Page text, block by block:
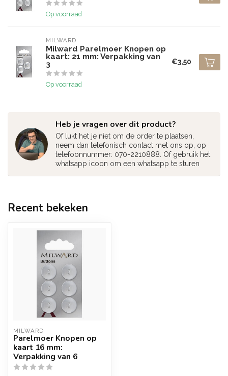
Op voorraad
MILWARD
Milward Parelmoer Knopen op
kaart: 21 mm: Verpakking van
3
Op voorraad
€3,50
Heb je vragen over dit product?
Of lukt het je niet om de order te plaatsen,
neem dan telefonisch contact met ons op, op
telefoonnummer: 070-2210888. Of gebruik het
whatsapp icoon om een whatsapp te sturen
Recent bekeken
MILWARD
Parelmoer Knopen op
kaart 16 mm:
Verpakking van 6